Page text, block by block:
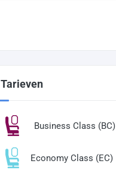
Tarieven
Business Class (BC)
Economy Class (EC)